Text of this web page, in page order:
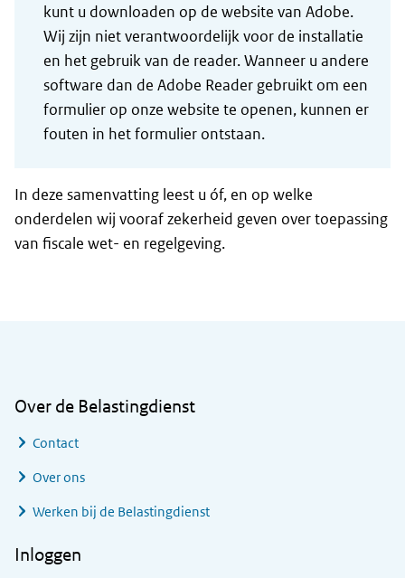
kunt u downloaden op de website van Adobe.
Wij zijn niet verantwoordelijk voor de installatie
en het gebruik van de reader. Wanneer u andere
software dan de Adobe Reader gebruikt om een
formulier op onze website te openen, kunnen er
fouten in het formulier ontstaan.
In deze samenvatting leest u óf, en op welke
onderdelen wij vooraf zekerheid geven over toepassing
van fiscale wet- en regelgeving.
Over de Belastingdienst
Contact
Over ons
Werken bij de Belastingdienst
Inloggen